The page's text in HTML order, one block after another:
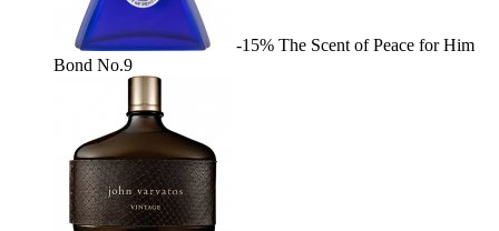
-15% The Scent of Peace for Him
Bond No.9